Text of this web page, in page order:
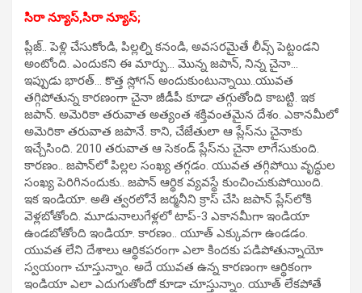
సిరా న్యూస్,సిరా న్యూస్;
ప్లీజ్.. పెళ్లి చేసుకోండి, పిల్లల్ని కనండి, అవసరమైతే లీవ్స్‌ పెట్టండని
అంటోంది. ఎందుకని ఈ మార్పు… మొన్న జపాన్, నిన్న చైనా…
ఇప్పుడు భారత్… కొత్త స్లోగన్ అందుకుంటున్నాయి..యువత
తగ్గిపోతున్న కారణంగా చైనా జీడీపీ కూడా తగ్గుతోంది కాబట్టి. ఇక
జపాన్. అమెరికా తరువాత అత్యంత శక్తివంతమైన దేశం. ఎకానమీలో
అమెరికా తరువాత జపానే. కాని, చేజేతులా ఆ ప్లేస్‌ను చైనాకు
ఇచ్చేసింది. 2010 తరువాత ఆ సెకండ్ ప్లేస్‌ను చైనా లాగేసుకుంది.
కారణం.. జపాన్‌లో పిల్లల సంఖ్య తగ్గడం. యువత తగ్గిపోయి వృద్ధుల
సంఖ్య పెరిగినందుకు.. జపాన్ ఆర్థిక వ్యవస్థే కుంచించుకుపోయింది.
ఇక ఇండియా. అతి త్వరలోనే జర్మనీని క్రాస్‌ చేసి జపాన్‌ ప్లేస్‌లోకి
వెళ్లబోతోంది. మూడునాలుగేళ్లలో టాప్-3 ఎకానమీగా ఇండియా
ఉండబోతోంది ఇండియా. కారణం.. యూత్ ఎక్కువగా ఉండడం.
యువత లేని దేశాలు ఆర్థికపరంగా ఎలా కిందకు పడిపోతున్నాయో
స్వయంగా చూస్తున్నాం. అదే యువత ఉన్న కారణంగా ఆర్థికంగా
ఇండియా ఎలా ఎదుగుతోందో కూడా చూస్తున్నాం. యూత్ లేకపోతే